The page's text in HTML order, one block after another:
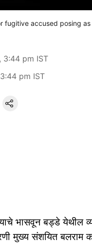
fugitive accused posing
3:44 pm IST
pm IST
भासवून बड्डे येथील
मुख्य संशयित बलराम